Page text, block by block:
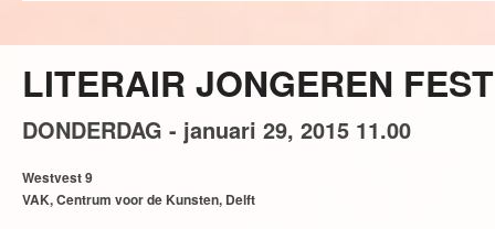
LITERAIR JONGEREN
DONDERDAG - januari 29, 2015 11.00
Westvest 9
VAK, Centrum voor de Kunsten, Delft